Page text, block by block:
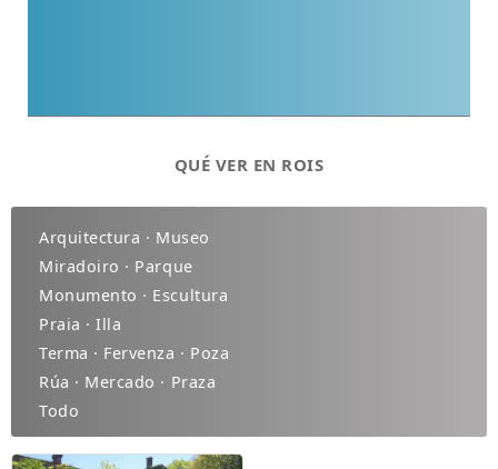
QUÉ VER EN ROIS
Arquitectura · Museo
Miradoiro · Parque
Monumento · Escultura
Praia · Illa
Terma · Fervenza · Poza
Rúa · Mercado · Praza
Todo